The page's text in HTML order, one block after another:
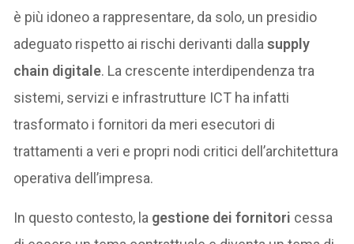
è più idoneo a rappresentare, da solo, un presidio
adeguato rispetto ai rischi derivanti dallasupply
chain digitale. La crescente interdipendenza tra
sistemi, servizi e infrastrutture ICT ha infatti
trasformato i fornitori da meri esecutori di
trattamenti a veri e propri nodi critici dell’architettura
operativa dell’impresa.
In questo contesto, la gestione dei fornitori cessa